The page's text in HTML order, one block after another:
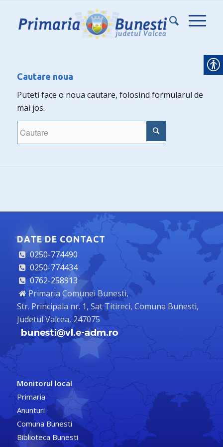
Cautare noua
Puteti face o noua cautare, folosind formularul de
mai jos.
DATE DE CONTACT
0250-774490
0250-774434
0762-258913
Primaria Comunei Bunesti,
Str. Principala nr. 1, Sat Titireci, Comuna Bunesti,
Judetul Valcea, 247075
Monitorul local
Primaria
Anunturi
Comuna Bunesti
Biblioteca Bunesti